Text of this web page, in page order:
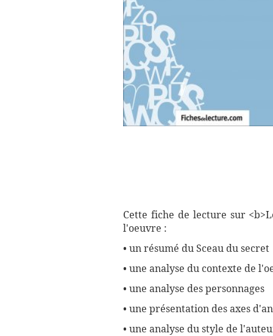
Cette fiche de lecture sur
l'oeuvre :
• un résumé du Sceau du secret
• une analyse du contexte de
• une analyse des personnages
• une présentation des axes
• une analyse du style de